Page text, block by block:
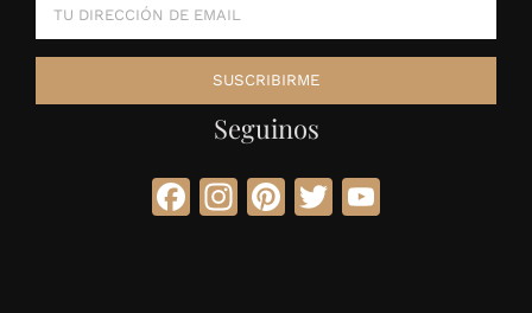
Seguinos
Facebook
Instagram
Pinterest
Twitter